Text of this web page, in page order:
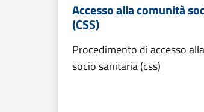
Accesso alla comunità
(CSS)
Procedimento di accesso
socio sanitaria (css)